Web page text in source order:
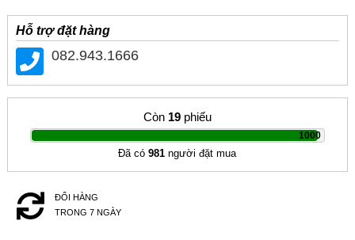
Hỗ trợ đặt hàng
082.943.1666
Còn 19phiếu
1000
|
Đã có981 người đặt mua
ĐỔI HÀNG
TRONG 7 NGÀY